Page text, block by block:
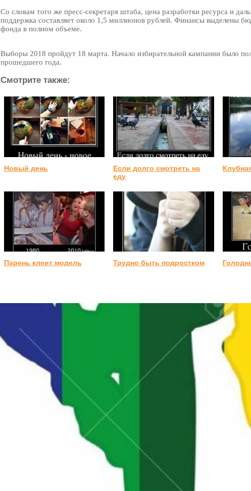
Со словам того же пресс-секретаря штаба, цена разработки ресурса и
поддержка составляет около 1,5 миллионов рублей. Финансы выделены
фонда в полном объеме.
Выборы 2018 пройдут 18 марта. Начало избирательной кампании было
прошедшего года.
Смотрите также:
Новый день
Если долго смотреть на
еду
Парень клеит модель Трудно быть подростком